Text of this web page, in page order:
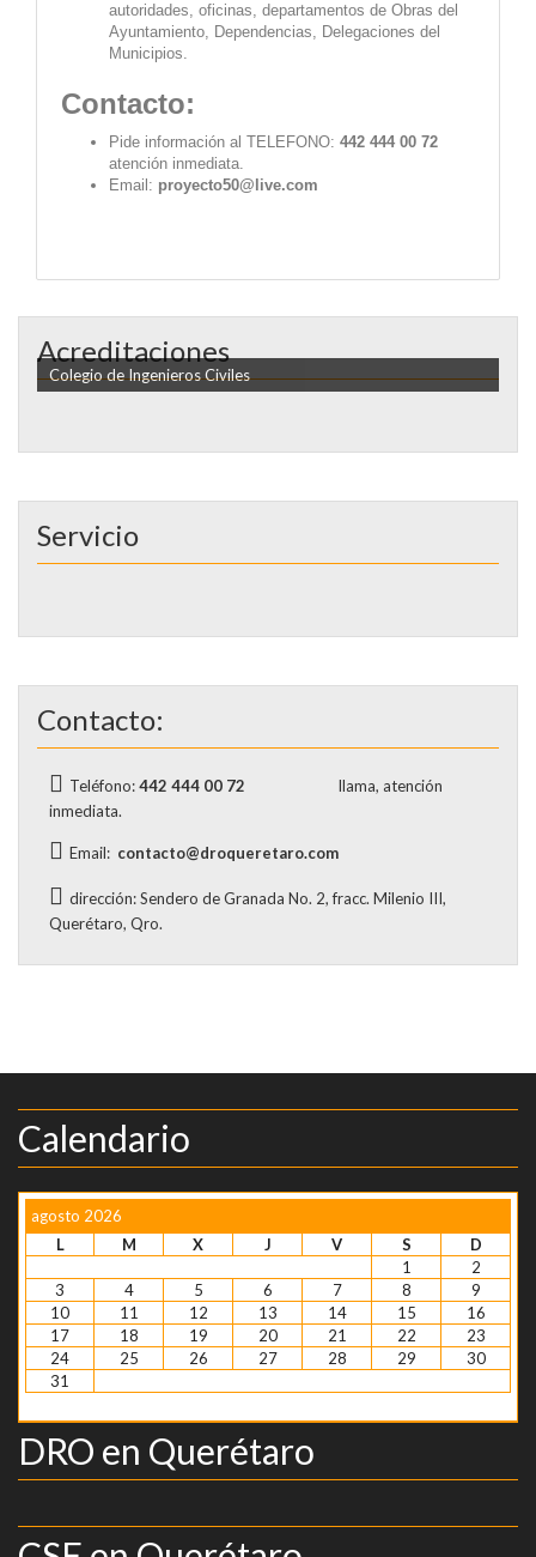
autoridades, oficinas, departamentos de Obras del
Ayuntamiento, Dependencias, Delegaciones del
Municipios.
Contacto:
Pide información al TELEFONO: 442 444 00 72
atención inmediata.
Email: proyecto50@live.com
Acreditaciones
Colegio de Ingenieros Civiles
Servicio
Contacto:
Teléfono:442 444 00 72 llama, atención
inmediata.
Email: contacto@droqueretaro.com
dirección: Sendero de Granada No. 2, fracc. Milenio III,
Querétaro, Qro.
Calendario
agosto 2026
L
M X J V S
D
1
2
3
4 5 6 7 8
9
10
11 12 13 14 15
16
17
18 19 20 21 22
23
24
25 26 27 28 29
30
31
DRO en Querétaro